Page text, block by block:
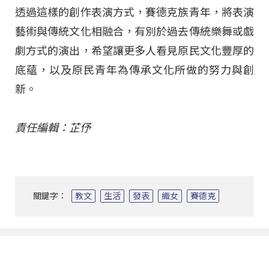
透過這樣的創作表演方式，賽德克族青年，將表演
藝術與傳統文化相融合，有別於過去傳統樂舞或戲
劇方式的演出，希望讓更多人看見原民文化豐厚的
底蘊，以及原民青年為傳承文化所做的努力與創
新。
責任編輯：芷伃
關鍵字： 教文 生活 發表 織女 賽德克